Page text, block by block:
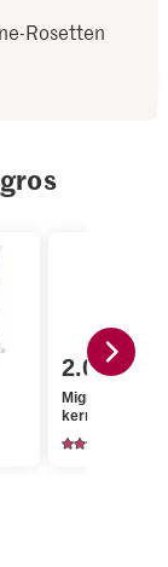
Rosetten
2.00
Migros Trauben
kernlos